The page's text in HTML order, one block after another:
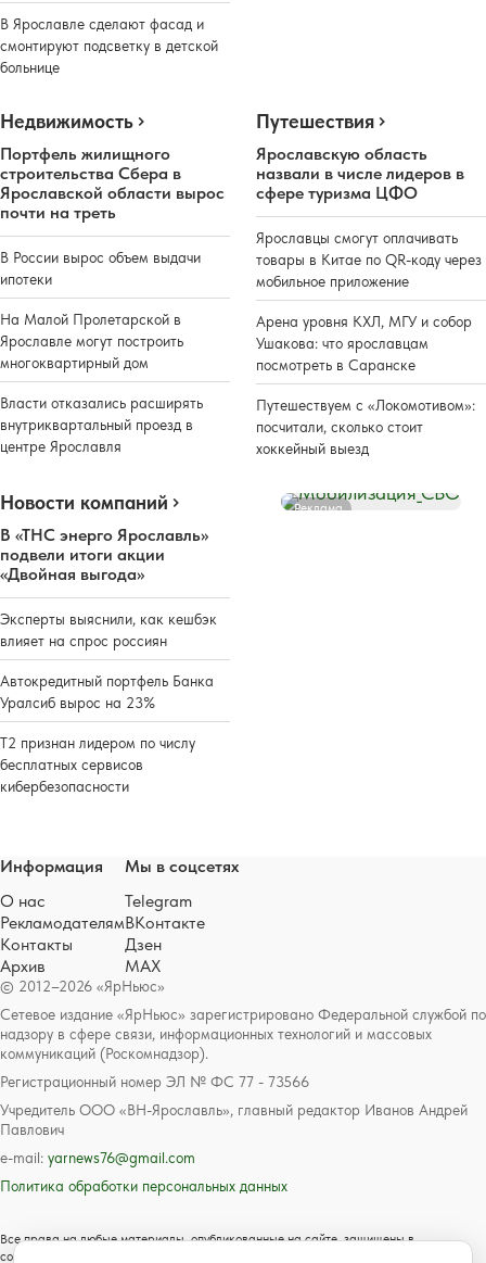
В Ярославле сделают фасад и
смонтируют подсветку в детской
больнице
Недвижимость
Портфель жилищного
строительства Сбера в
Ярославской области вырос
почти на треть
В России вырос объем выдачи
ипотеки
На Малой Пролетарской в
Ярославле могут построить
многоквартирный дом
Власти отказались расширять
внутриквартальный проезд в
центре Ярославля
Путешествия
Ярославскую область
назвали в числе лидеров в
сфере туризма ЦФО
Ярославцы смогут оплачивать
товары в Китае по QR-коду через
мобильное приложение
Арена уровня КХЛ, МГУ и собор
Ушакова: что ярославцам
посмотреть в Саранске
Путешествуем с «Локомотивом»:
посчитали, сколько стоит
хоккейный выезд
Новости компаний
В «ТНС энерго Ярославль»
подвели итоги акции
«Двойная выгода»
Эксперты выяснили, как кешбэк
влияет на спрос россиян
Автокредитный портфель Банка
Уралсиб вырос на 23%
Т2 признан лидером по числу
бесплатных сервисов
кибербезопасности
Реклама
© 2012–2026 «ЯрНьюс»
Сетевое издание «ЯрНьюс» зарегистрировано Федеральной службой по
надзору в сфере связи, информационных технологий и массовых
коммуникаций (Роскомнадзор).
Регистрационный номер ЭЛ № ФС 77 - 73566
Учредитель ООО «ВН-Ярославль», главный редактор Иванов Андрей
Павлович
e-mail: yarnews76@gmail.com
Политика обработки персональных данных
Все права на любые материалы, опубликованные на сайте, защищены в
соответствии с российским и международным законодательством об авторском
Информация
О нас
Рекламодателям
Контакты
Архив
Мы в соцсетях
Telegram
ВКонтакте
Дзен
MAX